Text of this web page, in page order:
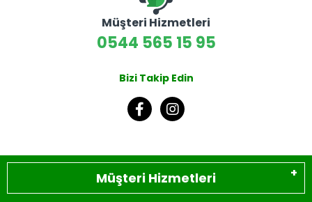
Müşteri Hizmetleri
0544 565 15 95
Bizi Takip Edin
Müşteri Hizmetleri